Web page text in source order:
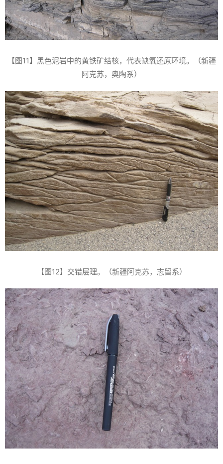
【图11】黑色泥岩中的黄铁矿结核，代表缺氧还原环境。（新疆
阿克苏，奥陶系）
【图12】交错层理。（新疆阿克苏，志留系）